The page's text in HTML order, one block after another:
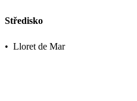
Středisko
• Lloret de Mar